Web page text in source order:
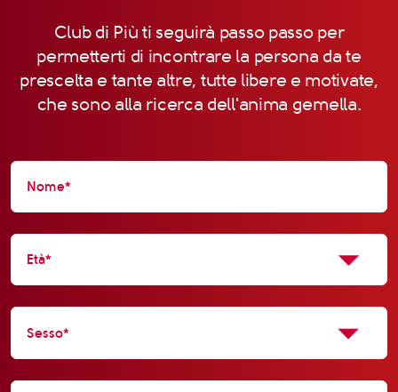
Club di Più ti seguirà passo passo per
permetterti di incontrare la persona da te
prescelta e tante altre, tutte libere e motivate,
che sono alla ricerca dell'anima gemella.